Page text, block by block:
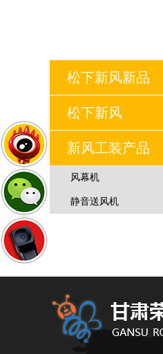
松下新风新品
松下新风
新风工装产品
风幕机
静音送风机